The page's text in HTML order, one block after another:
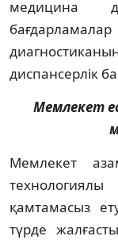
медицина
диспансерлік
Мемлекет
Мемлекет
қамтамасыз
түрде